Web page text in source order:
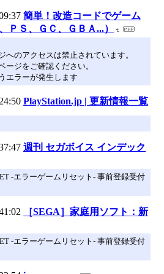
簡単！改造コードでゲーム
ＰＳ、ＧＣ、ＧＢＡ...）
へのアクセスは禁止されています。
ージをご確認ください。
エラーが発生します
PlayStation.jp | 更新情報一覧
週刊 セガボイス インデック
-エラーゲームリセット- 事前登録受付
［SEGA］家庭用ソフト：新
-エラーゲームリセット- 事前登録受付